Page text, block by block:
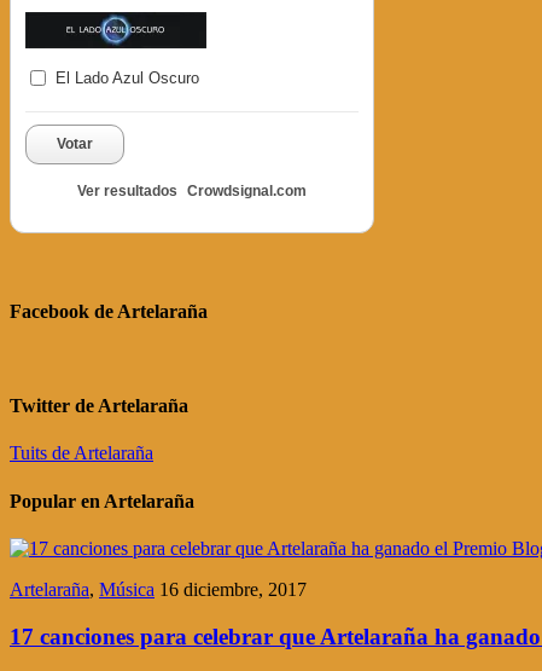
El Lado Azul Oscuro
Votar
Ver resultados Crowdsignal.com
Facebook de Artelaraña
Twitter de Artelaraña
Tuits de Artelaraña
Popular en Artelaraña
Artelaraña, Música 16 diciembre, 2017
17 canciones para celebrar que Artelaraña ha